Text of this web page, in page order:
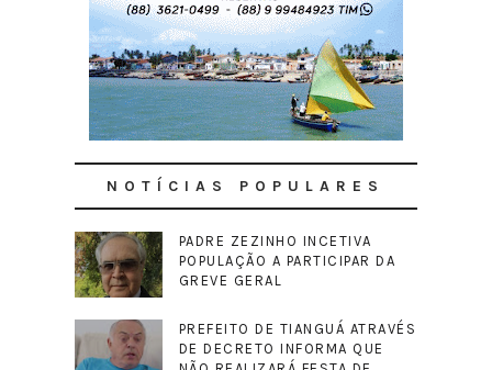
NOTÍCIAS POPULARES
PADRE ZEZINHO INCETIVA
POPULAÇÃO A PARTICIPAR DA
GREVE GERAL
PREFEITO DE TIANGUÁ ATRAVÉS
DE DECRETO INFORMA QUE